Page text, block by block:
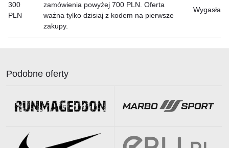
300
PLN
zamówienia powyżej 700 PLN. Oferta
ważna tylko dzisiaj z kodem na pierwsze
zakupy.
Wygasła
Podobne oferty